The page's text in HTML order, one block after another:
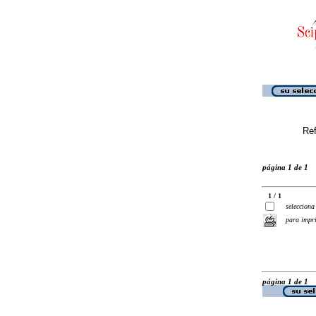
página 1 de 1
1 / 1
selecciona
para
página 1 de 1